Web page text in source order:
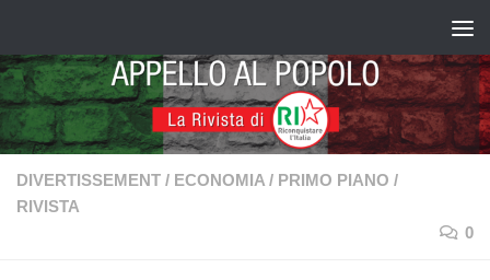
DIVERTISSEMENT / ECONOMIA / PRIMO PIANO /
RIVISTA
0